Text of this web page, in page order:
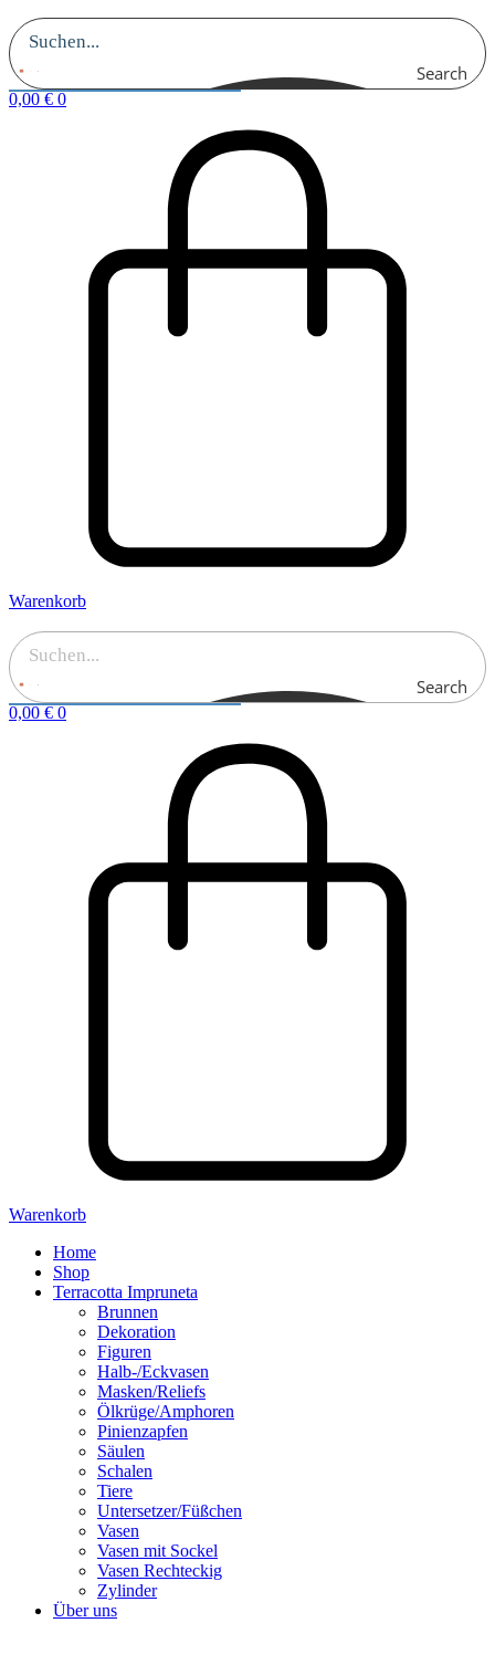
Search
0,00 € 0
Warenkorb
Search
0,00 € 0
Warenkorb
Home
Shop
Terracotta Impruneta
Brunnen
Dekoration
Figuren
Halb-/Eckvasen
Masken/Reliefs
Ölkrüge/Amphoren
Pinienzapfen
Säulen
Schalen
Tiere
Untersetzer/Füßchen
Vasen
Vasen mit Sockel
Vasen Rechteckig
Zylinder
Über uns